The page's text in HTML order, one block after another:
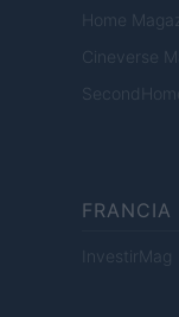
Home
Cineverse
FRANCIA
InvestirMag